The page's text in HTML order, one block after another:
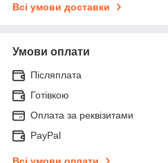
Всі умови доставки
Умови оплати
Післяплата
Готівкою
Оплата за реквізитами
PayPal
Всі умови оплати